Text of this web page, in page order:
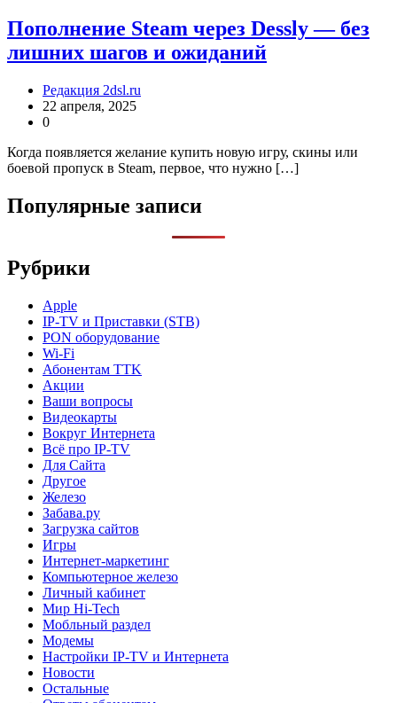
Пополнение Steam через Dessly — без
лишних шагов и ожиданий
Редакция 2dsl.ru
22 апреля, 2025
0
Когда появляется желание купить новую игру, скины или
боевой пропуск в Steam, первое, что нужно […]
Популярные записи
Рубрики
Apple
IP-TV и Приставки (STB)
PON оборудование
Wi-Fi
Абонентам TTK
Акции
Ваши вопросы
Видеокарты
Вокруг Интернета
Всё про IP-TV
Для Сайта
Другое
Железо
Забава.ру
Загрузка сайтов
Игры
Интернет-маркетинг
Компьютерное железо
Личный кабинет
Мир Hi-Tech
Мобльный раздел
Модемы
Настройки IP-TV и Интернета
Новости
Остальные